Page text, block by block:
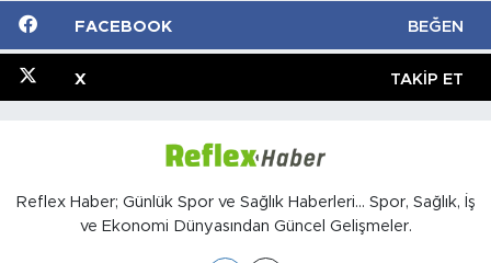
FACEBOOK BEĞEN
X TAKIP ET
Reflex Haber; Günlük Spor ve Sağlık Haberleri... Spor, Sağlık, İş
ve Ekonomi Dünyasından Güncel Gelişmeler.